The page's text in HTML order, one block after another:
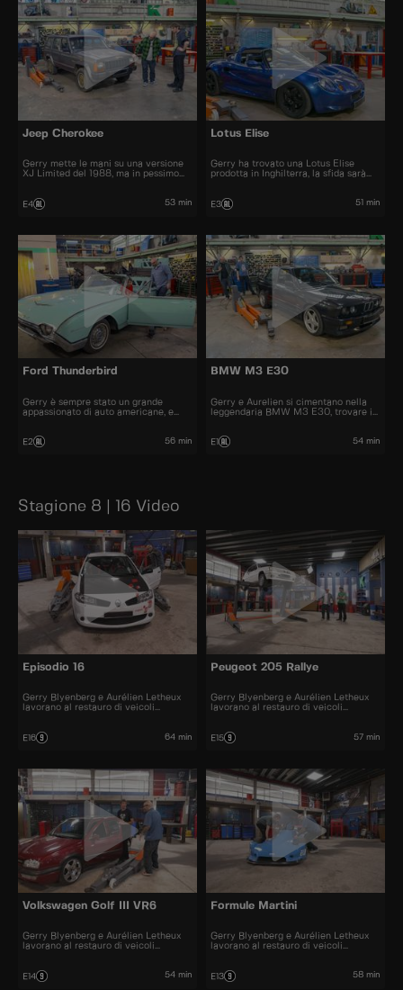
Jeep Cherokee
Gerry mette le mani su una versione
XJ Limited del 1988, ma in pessimo
E4 53 min
Lotus Elise
Gerry ha trovato una Lotus Elise
prodotta in Inghilterra, la sfida sarà
E3 51 min
Ford Thunderbird
Gerry è sempre stato un grande
appassionato di auto americane, e
E2 56 min
BMW M3 E30
Gerry e Aurelien si cimentano nella
leggendaria BMW M3 E30, trovare i
E1 54 min
Stagione 8 | 16 Video
Episodio 16
Gerry Blyenberg e Aurélien Letheux
lavorano al restauro di veicoli
E16 64 min
Peugeot 205 Rallye
Gerry Blyenberg e Aurélien Letheux
lavorano al restauro di veicoli
E15 57 min
Volkswagen Golf III VR6
Gerry Blyenberg e Aurélien Letheux
lavorano al restauro di veicoli
E14 54 min
Formule Martini
Gerry Blyenberg e Aurélien Letheux
lavorano al restauro di veicoli
E13 58 min